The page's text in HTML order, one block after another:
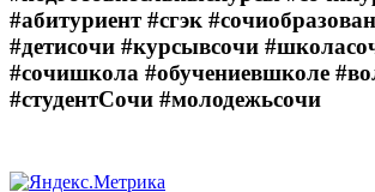
#абитуриент #сгэк
#детисочи #курсывсочи
#сочишкола #обучениевшколе
#студентСочи #молодежьсочи